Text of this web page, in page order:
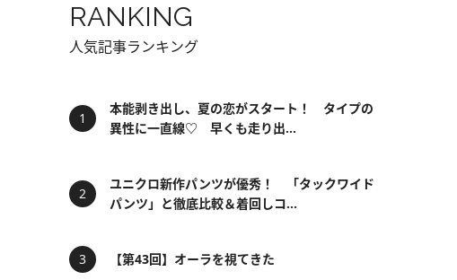
RANKING
人気記事ランキング
本能剥き出し、夏の恋がスタート！ タイプの
異性に一直線♡ 早くも走り出...
ユニクロ新作パンツが優秀！ 「タックワイド
パンツ」と徹底比較＆着回しコ...
【第43回】オーラを視てきた